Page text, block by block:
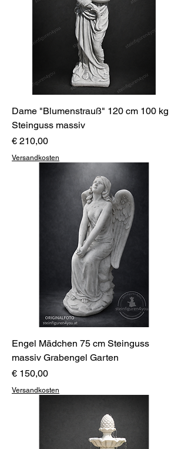
Dame "Blumenstrauß" 120 cm 100 kg
Steinguss massiv
Preis
€ 210,00
Versandkosten
Engel Mädchen 75 cm Steinguss
massiv Grabengel Garten
Preis
€ 150,00
Versandkosten